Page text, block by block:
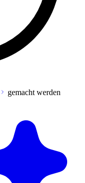
gemacht werden